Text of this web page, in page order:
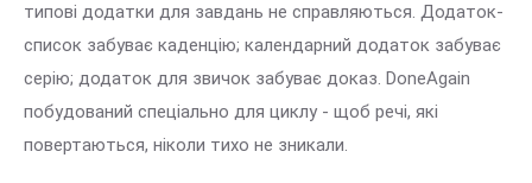
типові додатки для завдань не справляються. Додаток-
список забуває каденцію; календарний додаток забуває
серію; додаток для звичок забуває доказ. DoneAgain
побудований спеціально для циклу - щоб речі, які
повертаються, ніколи тихо не зникали.